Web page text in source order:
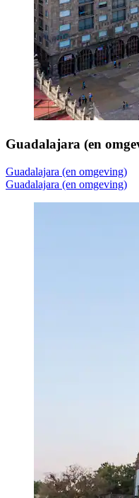
Guadalajara (en
Guadalajara (en omgeving)
Guadalajara (en omgeving)